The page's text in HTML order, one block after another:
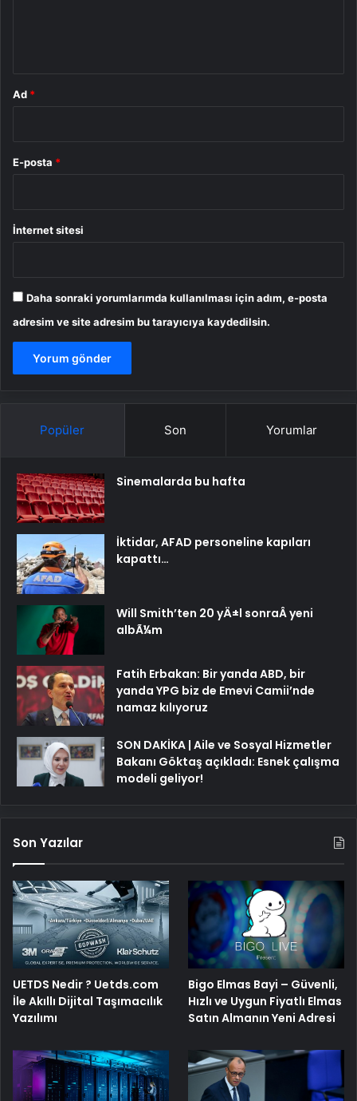
Ad *
E-posta *
İnternet sitesi
Daha sonraki yorumlarımda kullanılması için adım, e-posta
adresim ve site adresim bu tarayıcıya kaydedilsin.
Popüler Son Yorumlar
Sinemalarda bu hafta
İktidar, AFAD personeline kapıları
kapattı…
Will Smith’ten 20 yÄ±l sonraÂ yeni
albÃ¼m
Fatih Erbakan: Bir yanda ABD, bir
yanda YPG biz de Emevi Camii’nde
namaz kılıyoruz
SON DAKİKA | Aile ve Sosyal Hizmetler
Bakanı Göktaş açıkladı: Esnek çalışma
modeli geliyor!
Son Yazılar
UETDS Nedir ? Uetds.com
İle Akıllı Dijital Taşımacılık
Yazılımı
Bigo Elmas Bayi – Güvenli,
Hızlı ve Uygun Fiyatlı Elmas
Satın Almanın Yeni Adresi